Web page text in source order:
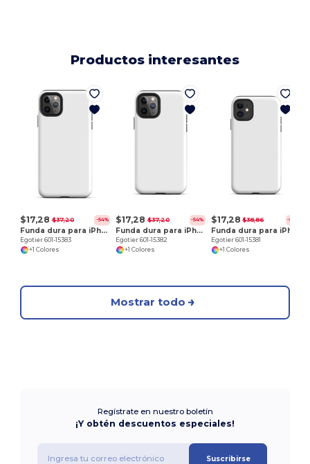
Productos interesantes
$17,28 $37,20 -54%
Funda dura para iPhone 11 Pro Max
Egotier 601-15383
+1 Colores
$17,28 $37,20 -54%
Funda dura para iPhone 11 Pro
Egotier 601-15382
+1 Colores
$17,28 $38,86 -56%
Egotier 601-15381
+1 Colores
Mostrar todo
Regístrate en nuestro boletín
¡Y obtén descuentos especiales!
Suscribirse